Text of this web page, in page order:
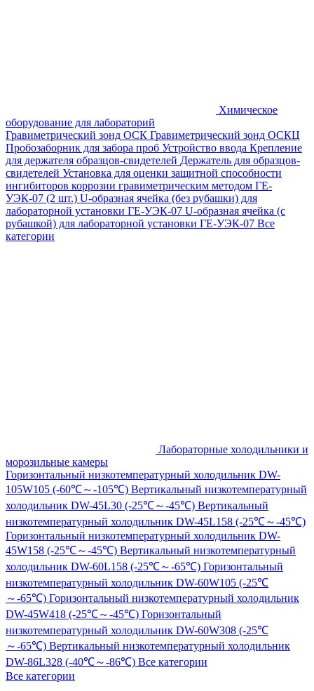
Химическое
оборудование для лабораторий
Гравиметрический зонд ОСК Гравиметрический зонд ОСКЦ
Пробозаборник для забора проб Устройство ввода Крепление
для держателя образцов-свидетелей Держатель для образцов-
свидетелей Установка для оценки защитной способности
ингибиторов коррозии гравиметрическим методом ГЕ-
УЭК-07 (2 шт.) U-образная ячейка (без рубашки) для
лабораторной установки ГЕ-УЭК-07 U-образная ячейка (с
рубашкой) для лабораторной установки ГЕ-УЭК-07 Все
категории
Лабораторные холодильники и
морозильные камеры
Горизонтальный низкотемпературный холодильник DW-
105W105 (-60℃～-105℃) Вертикальный низкотемпературный
холодильник DW-45L30 (-25℃～-45℃) Вертикальный
низкотемпературный холодильник DW-45L158 (-25℃～-45℃)
Горизонтальный низкотемпературный холодильник DW-
45W158 (-25℃～-45℃) Вертикальный низкотемпературный
холодильник DW-60L158 (-25℃～-65℃) Горизонтальный
низкотемпературный холодильник DW-60W105 (-25℃
～-65℃) Горизонтальный низкотемпературный холодильник
DW-45W418 (-25℃～-45℃) Горизонтальный
низкотемпературный холодильник DW-60W308 (-25℃
～-65℃) Вертикальный низкотемпературный холодильник
DW-86L328 (-40℃～-86℃) Все категории
Все категории